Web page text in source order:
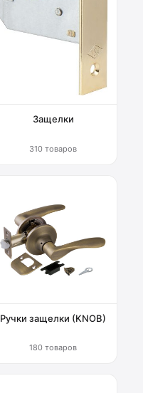
Защелки
310 товаров
Ручки защелки (KNOB)
180 товаров